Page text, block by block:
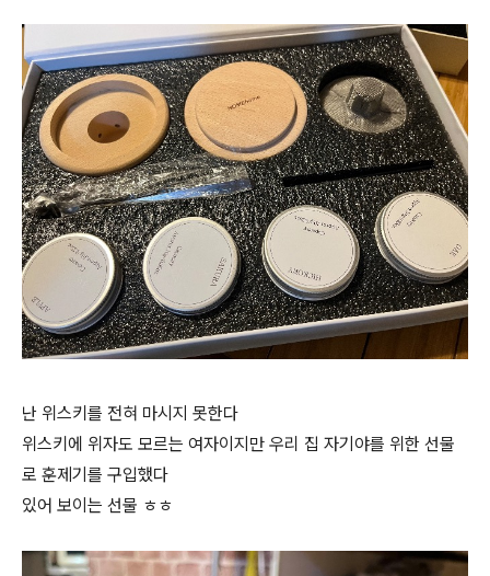
난 위스키를 전혀 마시지 못한다
위스키에 위자도 모르는 여자이지만 우리 집 자기야를 위한 선물
로 훈제기를 구입했다
있어 보이는 선물 ㅎㅎ